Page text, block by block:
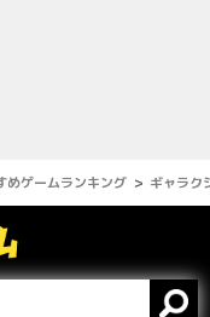
めゲームランキング ギャラク